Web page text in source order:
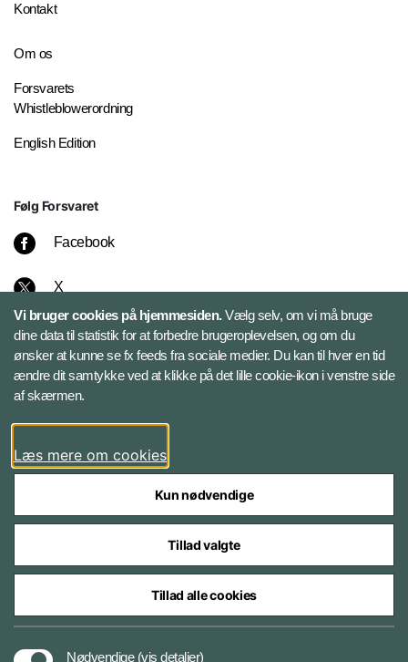
Kontakt
Om os
Forsvarets
Whistleblowerordning
English Edition
Følg Forsvaret
Facebook
X
Instagram
Bluesky
LinkedIn
Styrelser og myndigheder under Forsvarsministeriet
Vi bruger cookies på hjemmesiden.Vælg selv, om vi må bruge
dine data til statistik for at forbedre brugeroplevelsen, og om du
ønsker at kunne se fx feeds fra sociale medier. Du kan til hver en tid
ændre dit samtykke ved at klikke på det lille cookie-ikon i venstre side
af skærmen.
Læs mere om cookies
Kun nødvendige
Tillad valgte
Tillad alle cookies
Nødvendige (vis detaljer)